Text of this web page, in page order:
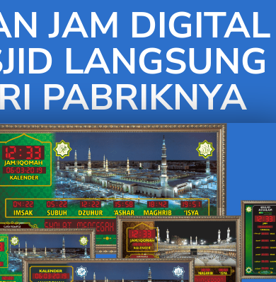
JAM DIGITAL
LANGSUNG
PABRIKNYA